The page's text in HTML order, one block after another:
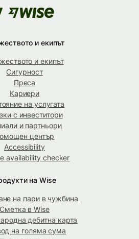
и екипът
и екипът
Сигурност
Преса
Кариери
на услугата
с инвеститори
и партньори
център
Accessibility
availability checker
на Wise
на пари в чужбина
Сметка в Wise
дебитна карта
на голяма сума